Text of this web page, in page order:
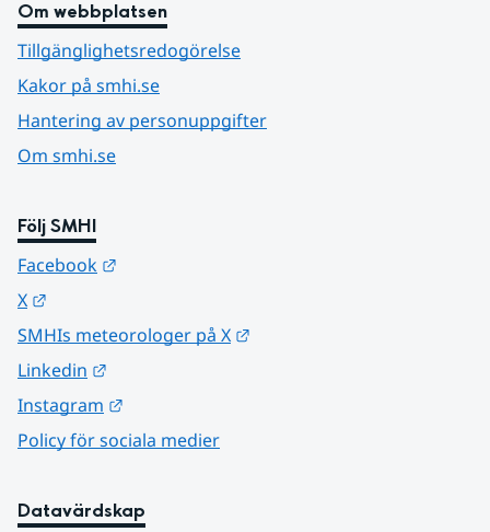
Om webbplatsen
Tillgänglighetsredogörelse
Kakor på smhi.se
Hantering av personuppgifter
Om smhi.se
Följ SMHI
Facebook
X
SMHIs meteorologer på X
Linkedin
Instagram
Policy för sociala medier
Datavärdskap